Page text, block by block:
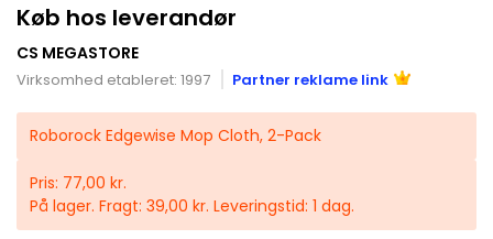
Køb hos leverandør
CS MEGASTORE
Virksomhed etableret: 1997 Partner reklame link
Roborock Edgewise Mop Cloth, 2-Pack
Pris: 77,00 kr.
På lager. Fragt: 39,00 kr. Leveringstid: 1 dag.